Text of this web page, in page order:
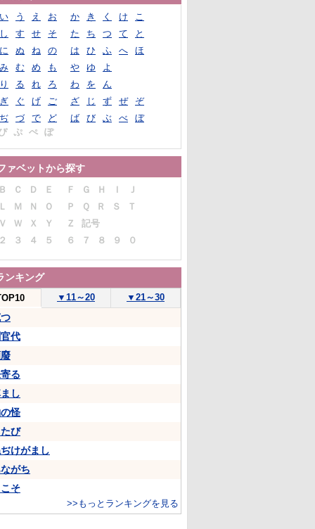
い う え お か き く け
こ
し す せ そ た ち つ て
と
に ぬ ね の は ひ ふ へ
ほ
み む め も や ゆ
よ
り る れ ろ わ を
ん
ぎ ぐ げ ご ざ じ ず ぜ
ぞ
ぢ づ で ど ば び ぶ べ
ぼ
ぷ ぺ ぽ
ァベットから探す
Ｂ Ｃ Ｄ Ｅ Ｆ Ｇ Ｈ Ｉ
Ｊ
Ｌ Ｍ Ｎ Ｏ Ｐ Ｑ Ｒ Ｓ
Ｔ
Ｖ Ｗ Ｘ Ｙ Ｚ
記号
２ ３ ４ ５ ６ ７ ８ ９ ０
ンキング
▼ 11～20 ▼ 21～30
代
る
し
怪
び
けがまし
がち
そ
>>もっとランキングを見る